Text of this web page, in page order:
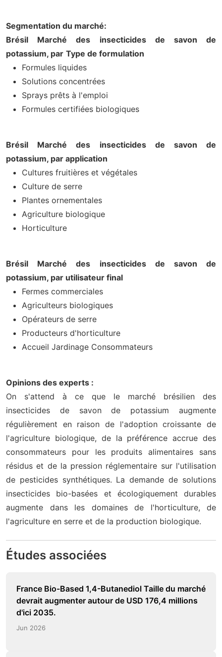
Segmentation du marché:
Brésil Marché des insecticides de savon de
potassium, par Type de formulation
Formules liquides
Solutions concentrées
Sprays prêts à l'emploi
Formules certifiées biologiques
Brésil Marché des insecticides de savon de
potassium, par application
Cultures fruitières et végétales
Culture de serre
Plantes ornementales
Agriculture biologique
Horticulture
Brésil Marché des insecticides de savon de
potassium, par utilisateur final
Fermes commerciales
Agriculteurs biologiques
Opérateurs de serre
Producteurs d'horticulture
Accueil Jardinage Consommateurs
Opinions des experts :
On s'attend à ce que le marché brésilien des
insecticides de savon de potassium augmente
régulièrement en raison de l'adoption croissante de
l'agriculture biologique, de la préférence accrue des
consommateurs pour les produits alimentaires sans
résidus et de la pression réglementaire sur l'utilisation
de pesticides synthétiques. La demande de solutions
insecticides bio-basées et écologiquement durables
augmente dans les domaines de l'horticulture, de
l'agriculture en serre et de la production biologique.
Études associées
France Bio-Based 1,4-Butanediol Taille du marché
devrait augmenter autour de USD 176,4 millions
d'ici 2035.
Jun 2026